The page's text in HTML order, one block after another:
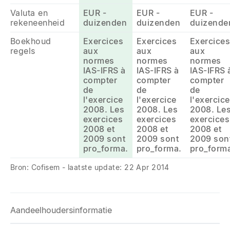
Valuta en
rekeneenheid
EUR -
duizenden
EUR -
duizenden
EUR -
Boekhoud
regels
Exercices
aux
normes
IAS-IFRS à
compter
de
l'exercice
2008. Les
exercices
2008 et
2009 sont
pro_forma.
Exercices
aux
normes
IAS-IFRS à
compter
de
l'exercice
2008. Les
exercices
2008 et
2009 sont
pro_forma.
Exercices
aux
normes
IAS-IFRS
compter
de
l'exercice
2008.
exercices
2008 et
2009
Bron: Cofisem - laatste update: 22 Apr 2014
Aandeelhoudersinformatie